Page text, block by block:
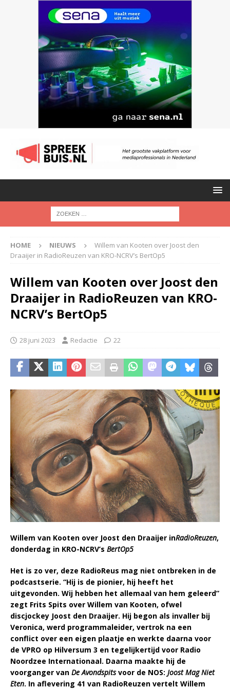
HOME NIEUWS
Willem van Kooten over Joost den
Draaijer in RadioReuzen van KRO-NCRV’s BertOp5
Willem van Kooten over Joost den
Draaijer in RadioReuzen van KRO-
NCRV’s BertOp5
28 juni 2023 Redactie 22
Willem van Kooten over Joost den Draaijer inRadioReuzen,
donderdag in KRO-NCRV’s BertOp5
Het is zo ver, deze RadioReus mag niet ontbreken in de
podcastserie. “Hij is de pionier, hij heeft het
uitgevonden. Wij hebben het allemaal van hem geleerd”
zegt Frits Spits over Willem van Kooten, ofwel
discjockey Joost den Draaijer. Hij begon als invaller bij
Veronica, werd programmaleider, vertrok na een
conflict over een eigen plaatje en werkte daarna voor
de VPRO op Hilversum 3 en tegelijkertijd voor Radio
Noordzee Internationaal. Daarna maakte hij de
voorganger van De Avondspitsvoor de NOS: Joost Mag Niet
Eten. In aflevering 41 van RadioReuzen vertelt Willem